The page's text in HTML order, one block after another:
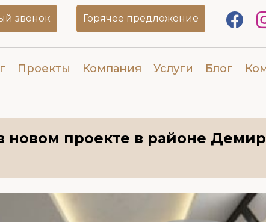
звонок Горячее предложение
Проекты Компания Услуги Блог
новом проекте в районе